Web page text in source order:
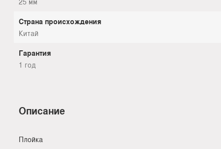
Страна происхождения
Китай
Гарантия
1 год
Описание
Плойка